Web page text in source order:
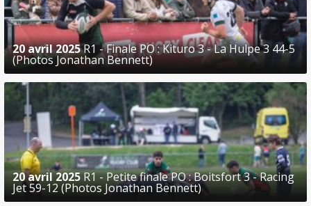
20 avril 2025R1 - Finale PO : Kituro 3 - La Hulpe 3 44-5
(Photos Jonathan Bennett)
20 avril 2025R1 - Petite finale PO : Boitsfort 3 - Racing
Jet 59-12 (Photos Jonathan Bennett)